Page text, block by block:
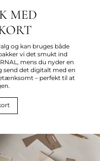
MED
og kan bruges både
vi det smukt ind
mens du nyder en
send det digitalt med en
– perfekt til at